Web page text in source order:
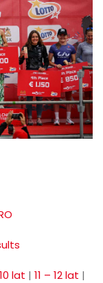
lat | 11 – 12 lat |